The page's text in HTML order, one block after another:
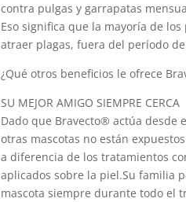
contra pulgas y garrapatas
Eso significa que la mayoría de
atraer plagas, fuera del período
¿Qué otros beneficios le ofrece
SU MEJOR AMIGO SIEMPRE CERCA
Dado que Bravecto® actúa desde
otras mascotas no están
a diferencia de los tratamientos
aplicados sobre la piel.Su familia
mascota siempre durante todo el